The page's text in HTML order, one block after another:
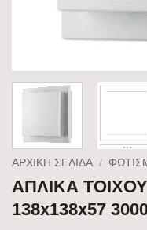
ΑΡΧΙΚΉ ΣΕΛΊΔΑ /
ΑΠΛΙΚΑ
138x138x57